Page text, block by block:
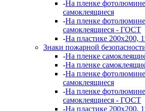
-На пленке
самоклеящиеся
-На пленке
самоклеящиеся - ГОСТ
-На пластике 200х200,
Знаки пожарной
-На пленке
-На пленке
-На пленке
самоклеящиеся
-На пленке
самоклеящиеся - ГОСТ
-На пластике 200х200,